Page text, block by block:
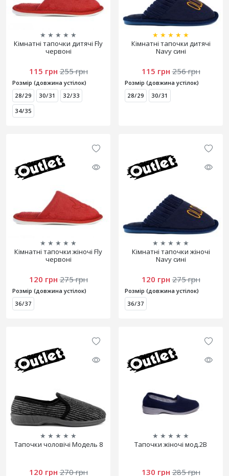
★ ★ ★ ★ ★
Кімнатні тапочки дитячі Fly
червоні
115 грн 255 грн
Розмір (довжина устілок)
28/29
30/31
32/33
34/35
★ ★ ★ ★ ★
Кімнатні тапочки дитячі
Navy сині
115 грн 256 грн
Розмір (довжина устілок)
28/29
30/31
★ ★ ★ ★ ★
Кімнатні тапочки жіночі Fly
червоні
120 грн 275 грн
Розмір (довжина устілок)
36/37
★ ★ ★ ★ ★
Кімнатні тапочки жіночі
Navy сині
120 грн 275 грн
Розмір (довжина устілок)
36/37
★ ★ ★ ★ ★
Тапочки чоловічі Модель 8
120 грн 270 грн
★ ★ ★ ★ ★
Тапочки жіночі мод.2В
130 грн 285 грн